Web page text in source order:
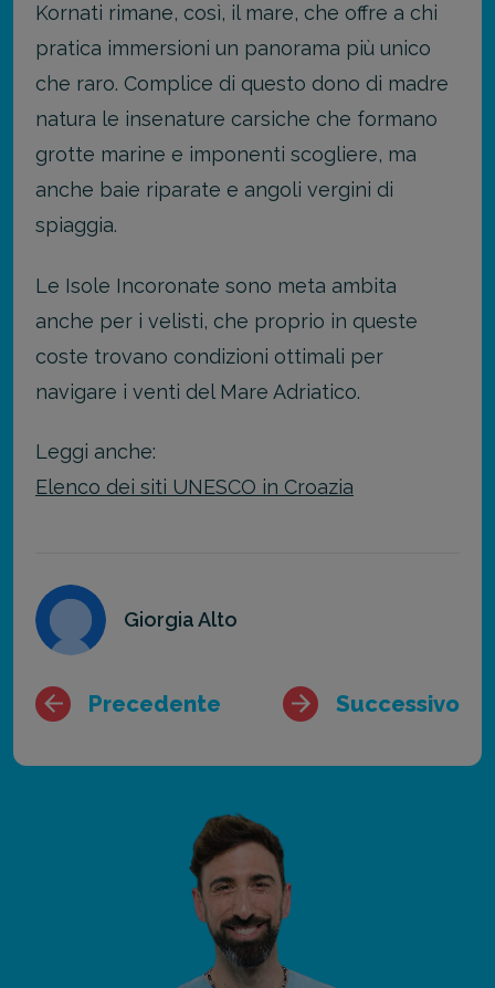
Kornati rimane, così, il mare, che offre a chi
pratica immersioni un panorama più unico
che raro. Complice di questo dono di madre
natura le insenature carsiche che formano
grotte marine e imponenti scogliere, ma
anche baie riparate e angoli vergini di
spiaggia.
Le Isole Incoronate sono meta ambita
anche per i velisti, che proprio in queste
coste trovano condizioni ottimali per
navigare i venti del Mare Adriatico.
Leggi anche:
Elenco dei siti UNESCO in Croazia
Giorgia Alto
Precedente Successivo